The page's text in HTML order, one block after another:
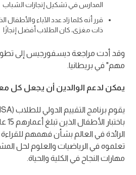
المدارس في تشكيل إنجازات الشباب
قرر أنه كلما زاد عدد الآباء
ذات مغزى، كان الطلاب أفضل إنجازًا
وقد أدت مراجعة ديسفورجيس إلى
مهم" في بريطانيا.
يمكن لدعم الوالدين أن يجعل كل
الرائدة في العالم بشأن فهمهم
تعلموه في الرياضيات والعلوم لحل
مهارات النجاح في الكلية والحياة.